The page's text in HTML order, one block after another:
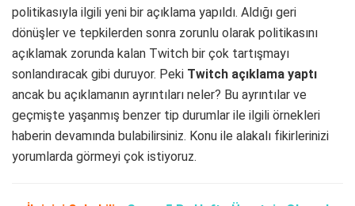
politikasıyla ilgili yeni bir açıklama yapıldı. Aldığı geri
dönüşler ve tepkilerden sonra zorunlu olarak politikasını
açıklamak zorunda kalan Twitch bir çok tartışmayı
sonlandıracak gibi duruyor. Peki Twitch açıklama yaptı
ancak bu açıklamanın ayrıntıları neler? Bu ayrıntılar ve
geçmişte yaşanmış benzer tip durumlar ile ilgili örnekleri
haberin devamında bulabilirsiniz. Konu ile alakalı fikirlerinizi
yorumlarda görmeyi çok istiyoruz.